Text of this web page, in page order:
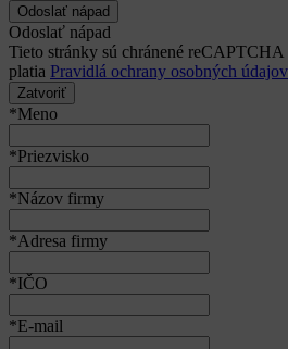
Odoslať nápad
Tieto stránky sú chránené
platia Pravidlá ochrany osobných údajov
Zatvoriť
*Meno
*Priezvisko
*Názov firmy
*Adresa firmy
*IČO
*E-mail